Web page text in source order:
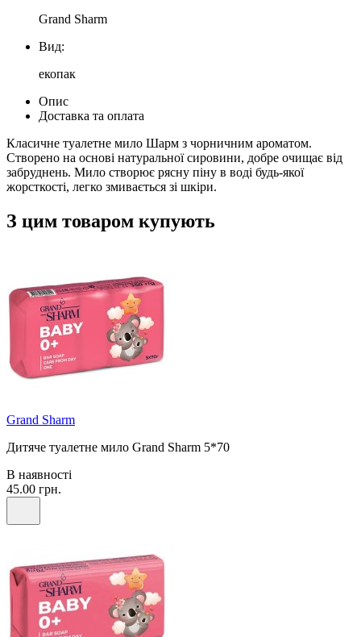
Grand Sharm
Вид:
екопак
Опис
Доставка та оплата
Класичне туалетне мило Шарм з чорничним ароматом.
Створено на основі натуральної сировини, добре очищає від
забруднень. Мило створює рясну піну в воді будь-якої
жорсткості, легко змивається зі шкіри.
З цим товаром купують
Grand Sharm
Дитяче туалетне мило Grand Sharm 5*70
В наявності
45.00 грн.